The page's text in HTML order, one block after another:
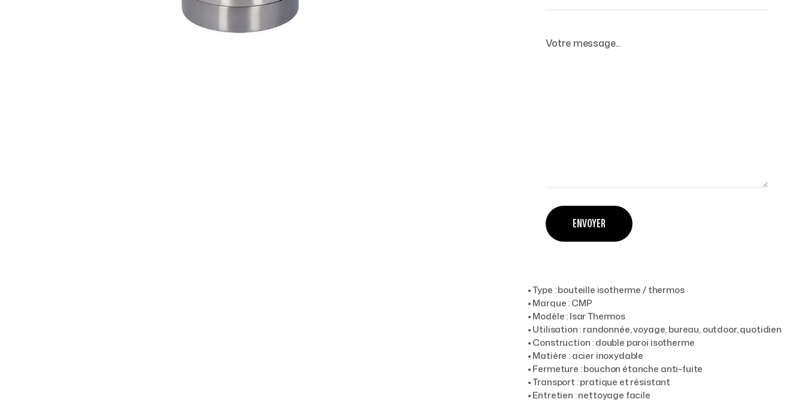
• Type : bouteille isotherme / thermos
• Marque : CMP
• Modèle : Isar Thermos
• Utilisation : randonnée, voyage, bureau, outdoor, quotidien
• Construction : double paroi isotherme
• Matière : acier inoxydable
• Fermeture : bouchon étanche anti-fuite
• Transport : pratique et résistant
• Entretien : nettoyage facile